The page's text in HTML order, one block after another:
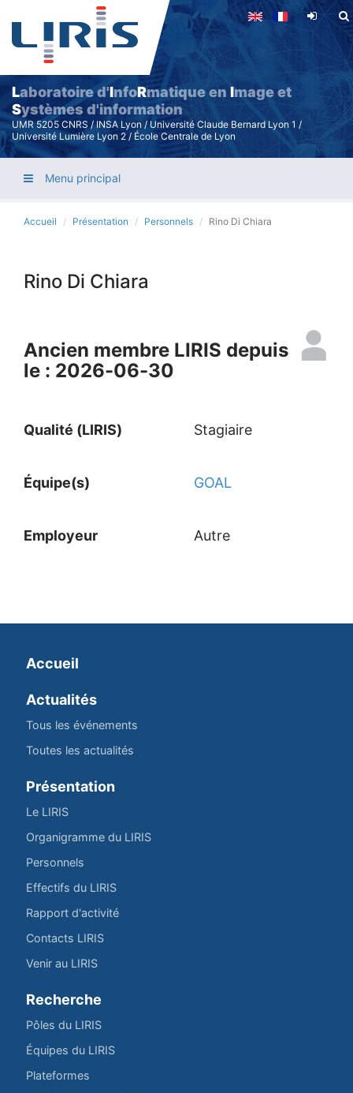
Aller
contenu
principal
Laboratoire d'InfoRmatique enImage et
Systèmes d'information
UMR 5205 CNRS / INSA Lyon / Université Claude Bernard Lyon 1 /
Université Lumière Lyon 2 / École Centrale de Lyon
Menu principal
Accueil Présentation Personnels Rino Di Chiara
Rino Di Chiara
Ancien membre LIRIS depuis
le : 2026-06-30
Qualité (LIRIS) Stagiaire
Équipe(s) GOAL
Employeur Autre
Accueil
Actualités
Tous les événements
Toutes les actualités
Présentation
Le LIRIS
Organigramme du LIRIS
Personnels
Effectifs du LIRIS
Rapport d'activité
Contacts LIRIS
Venir au LIRIS
Recherche
Pôles du LIRIS
Équipes du LIRIS
Plateformes